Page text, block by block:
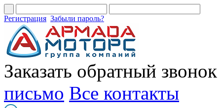
Регистрация Забыли пароль?
Заказать обратный звонок
письмо Все контакты